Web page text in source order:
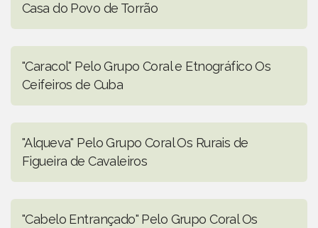
Casa do Povo de Torrão
"Caracol" Pelo Grupo Coral e Etnográfico Os
Ceifeiros de Cuba
"Alqueva" Pelo Grupo Coral Os Rurais de
Figueira de Cavaleiros
"Cabelo Entrançado" Pelo Grupo Coral Os